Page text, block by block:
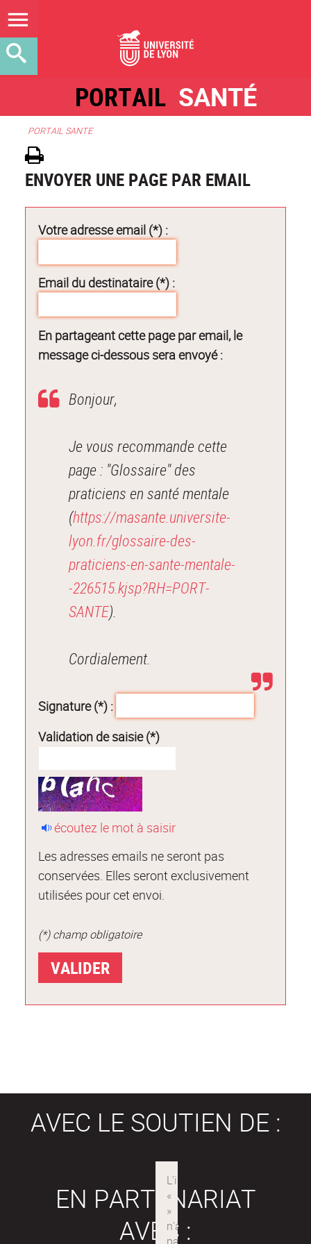
PORTAIL SANTÉ
PORTAIL SANTE
ENVOYER UNE PAGE PAR EMAIL
Votre adresse email (*) :
Email du destinataire (*) :
En partageant cette page par email, le
message ci-dessous sera envoyé :
Bonjour,
Je vous recommande cette
page : "Glossaire" des
praticiens en santé mentale
(https://masante.universite-
lyon.fr/glossaire-des-
praticiens-en-sante-mentale-
-226515.kjsp?RH=PORT-
SANTE).
Cordialement.
Signature (*) :
Validation de saisie (*)
écoutez le mot à saisir
Les adresses emails ne seront pas
conservées. Elles seront exclusivement
utilisées pour cet envoi.
(*) champ obligatoire
AVEC LE SOUTIEN DE :
EN PARTENARIAT
AVEC :